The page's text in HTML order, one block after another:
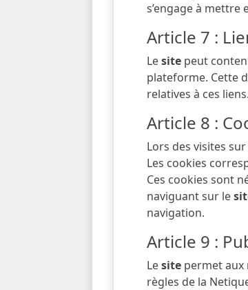
s’engage à
Article 7 :
Lesite peut
plateforme. Cette
relatives à ces liens.
Article 8 :
Lors des visites
Les cookies
Ces cookies sont
naviguant sur le
navigation.
Article 9 :
Lesite permet aux
règles de la